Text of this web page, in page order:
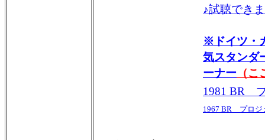
♪試聴でき
※ドイツ・
気スタンダ
ーナー （
1981 BR
1967 BR プロジ